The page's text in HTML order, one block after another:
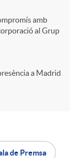
amb
al Grup
a Madrid
de Premsa